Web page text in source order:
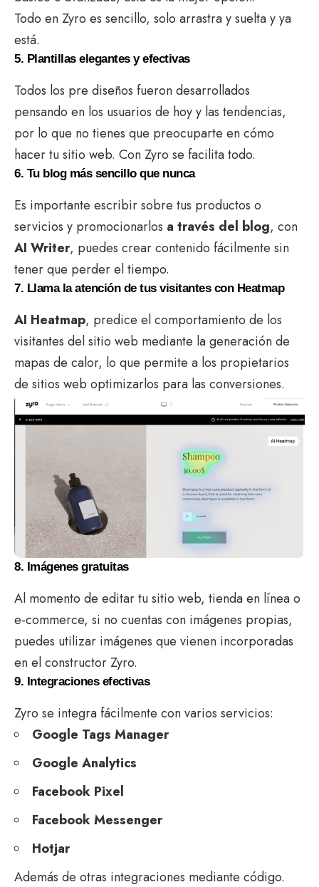
Todo en Zyro es sencillo, solo arrastra y suelta y ya
está.
5. Plantillas elegantes y efectivas
Todos los pre diseños fueron desarrollados
pensando en los usuarios de hoy y las tendencias,
por lo que no tienes que preocuparte en cómo
hacer tu sitio web. Con Zyro se facilita todo.
6. Tu blog más sencillo que nunca
Es importante escribir sobre tus productos o
servicios y promocionarlos a través del blog, con
AI Writer, puedes crear contenido fácilmente sin
tener que perder el tiempo.
7. Llama la atención de tus visitantes con Heatmap
AI Heatmap, predice el comportamiento de los
visitantes del sitio web mediante la generación de
mapas de calor, lo que permite a los propietarios
de sitios web optimizarlos para las conversiones.
8. Imágenes gratuitas
Al momento de editar tu sitio web, tienda en línea o
e-commerce, si no cuentas con imágenes propias,
puedes utilizar imágenes que vienen incorporadas
en el constructor Zyro.
9. Integraciones efectivas
Zyro se integra fácilmente con varios servicios:
Google Tags Manager
Google Analytics
Facebook Pixel
Facebook Messenger
Hotjar
Además de otras integraciones mediante código.